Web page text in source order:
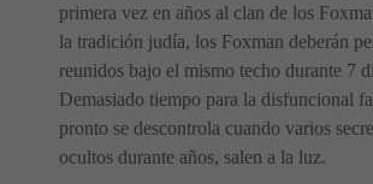
primera vez en años al clan de los
la tradición judía, los Foxman deberán
reunidos bajo el mismo techo durante 7
Demasiado tiempo para la disfuncional
pronto se descontrola cuando varios
ocultos durante años, salen a la luz.